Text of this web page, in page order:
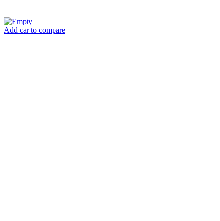
Add car to compare